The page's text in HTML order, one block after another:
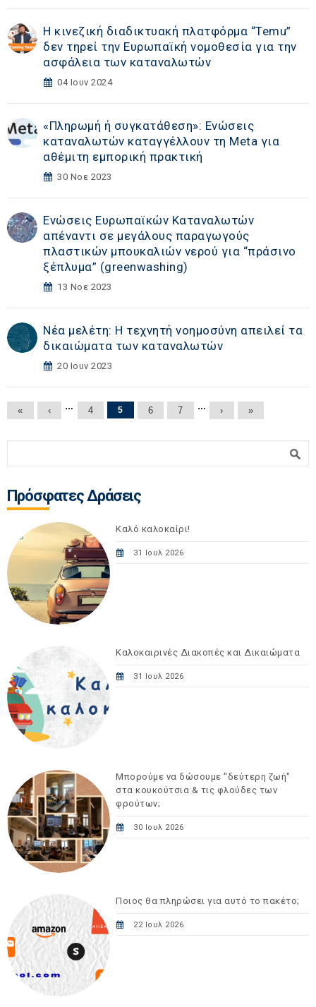
Η κινεζική διαδικτυακή πλατφόρμα “Temu”
δεν τηρεί την Ευρωπαϊκή νομοθεσία για την
ασφάλεια των καταναλωτών
04 Ιουν 2024
«Πληρωμή ή συγκατάθεση»: Ενώσεις
καταναλωτών καταγγέλλουν τη Meta για
αθέμιτη εμπορική πρακτική
30 Νοε 2023
Ενώσεις Ευρωπαϊκών Καταναλωτών
απέναντι σε μεγάλους παραγωγούς
πλαστικών μπουκαλιών νερού για “πράσινο
ξέπλυμα” (greenwashing)
13 Νοε 2023
Νέα μελέτη: Η τεχνητή νοημοσύνη απειλεί τα
δικαιώματα των καταναλωτών
20 Ιουν 2023
Σελίδες
« ‹ … 4 5 6 7 … › »
Πρόσφατες Δράσεις
Καλό καλοκαίρι!
31 Ιουλ 2026
Καλοκαιρινές Διακοπές και Δικαιώματα
31 Ιουλ 2026
Μπορούμε να δώσουμε "δεύτερη ζωή"
στα κουκούτσια & τις φλούδες των
φρούτων;
30 Ιουλ 2026
Ποιος θα πληρώσει για αυτό το πακέτο;
22 Ιουλ 2026